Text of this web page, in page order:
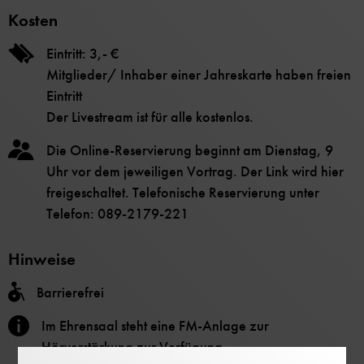
Kosten
Eintritt: 3,- €
Mitglieder/ Inhaber einer Jahreskarte haben freien
Eintritt
Der Livestream ist für alle kostenlos.
Die Online-Reservierung beginnt am Dienstag, 9
Uhr vor dem jeweiligen Vortrag. Der Link wird hier
freigeschaltet. Telefonische Reservierung unter
Telefon: 089-2179-221
Hinweise
Barrierefrei
Im Ehrensaal steht eine FM-Anlage zur
Hörverstärkung zur Verfügung